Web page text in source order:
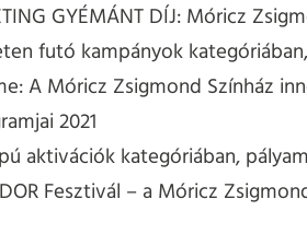
GYÉMÁNT DÍJ: Móricz
futó kampányok kategóriában,
A Móricz Zsigmond Színház
2021
aktivációk kategóriában,
Fesztivál – a Móricz